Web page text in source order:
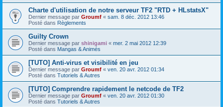
Charte d'utilisation de notre serveur TF2 "RTD + HLstatsX"
Dernier message par Groumf « sam. 8 déc. 2012 13:46
Posté dans Règlements
Guilty Crown
Dernier message par shinigami « mer. 2 mai 2012 12:39
Posté dans Mangas & Animés
[TUTO] Anti-virus et visibilité en jeu
Dernier message par Groumf « ven. 20 avr. 2012 01:34
Posté dans Tutoriels & Autres
[TUTO] Comprendre rapidement le netcode de TF2
Dernier message par Groumf « ven. 20 avr. 2012 01:30
Posté dans Tutoriels & Autres